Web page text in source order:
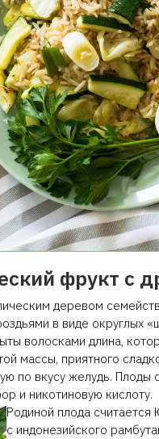
фрукт с
деревом
в виде округлых
волосками длина,
массы, приятного
по вкусу желудь. Плоды
и никотиновую кислоту.
Родиной плода
с индонезийского